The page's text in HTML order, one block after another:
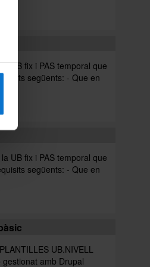
UB fix i PAS temporal que
següents: - Que en
UB fix i PAS temporal que
següents: - Que en
UB.NIVELL
amb Drupal